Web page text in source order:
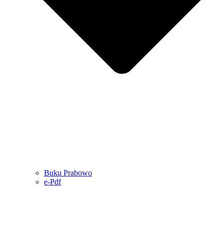
Buku Prabowo
e-Pdf